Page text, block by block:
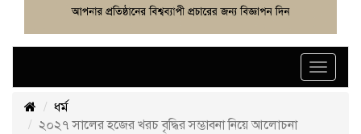
Toggle
ধর্ম
২০২৭ সালের হজের খরচ বৃদ্ধির সম্ভাবনা নিয়ে আলোচনা